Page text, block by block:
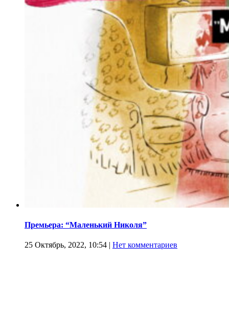
Премьера: “Маленький Николя”
25 Октябрь, 2022, 10:54 | Нет комментариев